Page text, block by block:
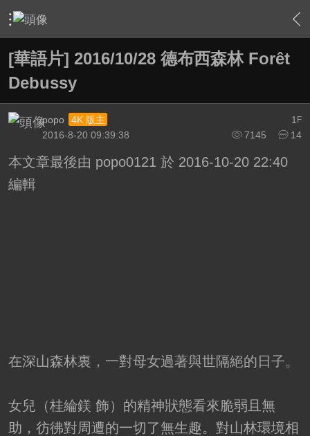
› 綜合討論區 › 電影討論評鑑 › 內容
[華語片] 2016/10/28 德布西森林 Forêt
Debussy
1 F
popo
4K 版主
7145
14
2016-8-20 09:39:38
本文章最後由 popo0121 於 2016-10-20 22:40
編輯
在深山森林裏，一對母女過著與世隔絕的日子。
女兒（桂綸鎂 飾）的精神狀態看來脆弱且無
助，彷彿對周遭的一切了無生趣。對山林環境相